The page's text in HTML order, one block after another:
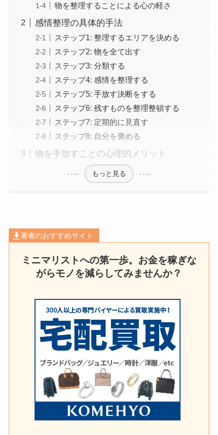
物を整理することによる心の軽さ
感情整理の具体的手法
ステップ1: 整理するエリアを決める
ステップ2: 物を全て出す
ステップ3: 分類する
ステップ4: 感情を整理する
ステップ5: 手放す決断をする
ステップ6: 残すものを整理整頓する
ステップ7: 定期的に見直す
ステップ8: 自分を褒める
物を手放すことの心理的メリット
もっと見る
著者のおすすめサイト
ミニマリストへの第一歩。お金を稼ぎな
がらモノを減らしてみませんか？